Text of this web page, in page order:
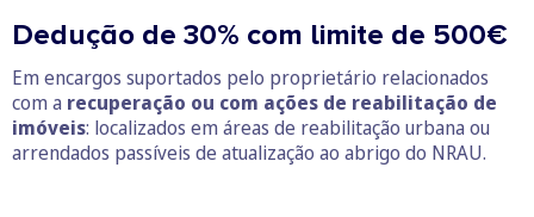
Dedução de 30% com limite de 500€
Em encargos suportados pelo proprietário relacionados
com a recuperação ou com ações de reabilitação de
imóveis: localizados em áreas de reabilitação urbana ou
arrendados passíveis de atualização ao abrigo do NRAU.